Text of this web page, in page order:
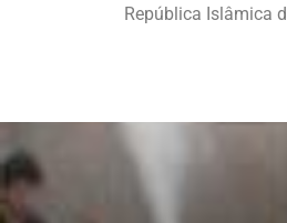
República Islâmica